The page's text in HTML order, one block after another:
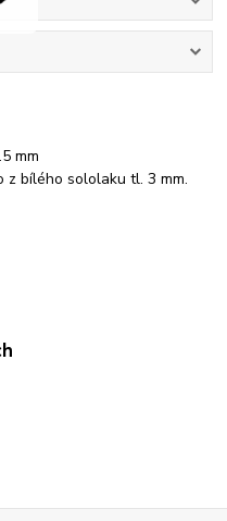
mm
z bílého sololaku tl. 3 mm.